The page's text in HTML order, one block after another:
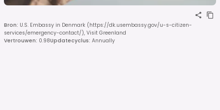
Bron: U.S. Embassy in Denmark (https://dk.usembassy.gov/u-s-citizen-
services/emergency-contact/), Visit Greenland
Vertrouwen: 0.98Updatecyclus: Annually